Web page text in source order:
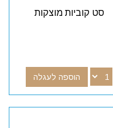
סט קוביות מוצקות
הוספה לעגלה